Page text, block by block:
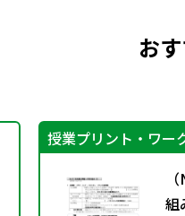
お
授業プリント・ワー
組